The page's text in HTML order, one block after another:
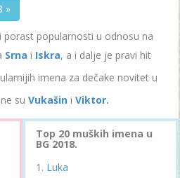
»
porast popularnosti u odnosu na
Srna i Iskra, a i dalje je pravi hit
imena za dečake novitet u
su Vukašin i Viktor.
Top 20 muških imena u
BG 2018.
Luka